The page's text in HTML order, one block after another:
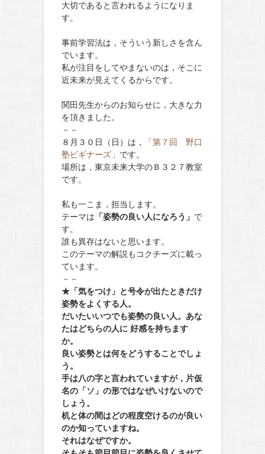
大切であると言われるようになりま
す。
事前学習法は，そういう新しさを含ん
でいます。
私が注目をしてやまないのは，そこに
近未来が見えてくるからです。
関田先生からのお知らせに，大きな力
を頂きました。
－－
８月３０日（日）は，
「第７回 野口
塾ビギナーズ」 です。
場所は，東京未来大学のＢ３２７教室
です。
私も一こま，担当します。
テーマは 「姿勢の良い人になろう」 で
す。
誰も異存はないと思います。
このテーマの解説もコクチーズに載っ
ています。
－－
★「気をつけ」と号令が出たときだけ
姿勢をよくする人。
だいたいいつでも姿勢の良い人。あな
たはどちらの人に 好感を持ちます
か。
良い姿勢とは何をどうすることでしょ
う。
手は八の字と言われていますが，片仮
名の「ソ」の形ではなぜいけないので
しょう。
机と体の間はどの程度空けるのが良い
のか知っていますね。
それはなぜですか。